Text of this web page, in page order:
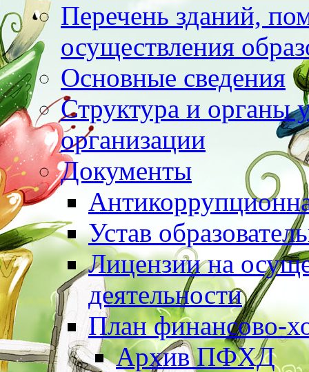
Перечень зданий,
осуществления
Основные сведения
Структура и органы
организации
Документы
Устав
Лицензии на
деятельности
План финансово-
Архив ПФХД